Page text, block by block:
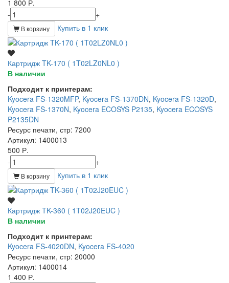
1 800 Р.
-
+
В корзину Купить в 1 клик
Картридж TK-170 ( 1T02LZ0NL0 )
В наличии
Подходит к принтерам:
Kyocera FS-1320MFP, Kyocera FS-1370DN, Kyocera FS-1320D,
Kyocera FS-1370N, Kyocera ECOSYS P2135, Kyocera ECOSYS
P2135DN
Ресурс печати, стр: 7200
Артикул: 1400013
500 Р.
-
+
В корзину Купить в 1 клик
Картридж TK-360 ( 1T02J20EUC )
В наличии
Подходит к принтерам:
Kyocera FS-4020DN, Kyocera FS-4020
Ресурс печати, стр: 20000
Артикул: 1400014
1 400 Р.